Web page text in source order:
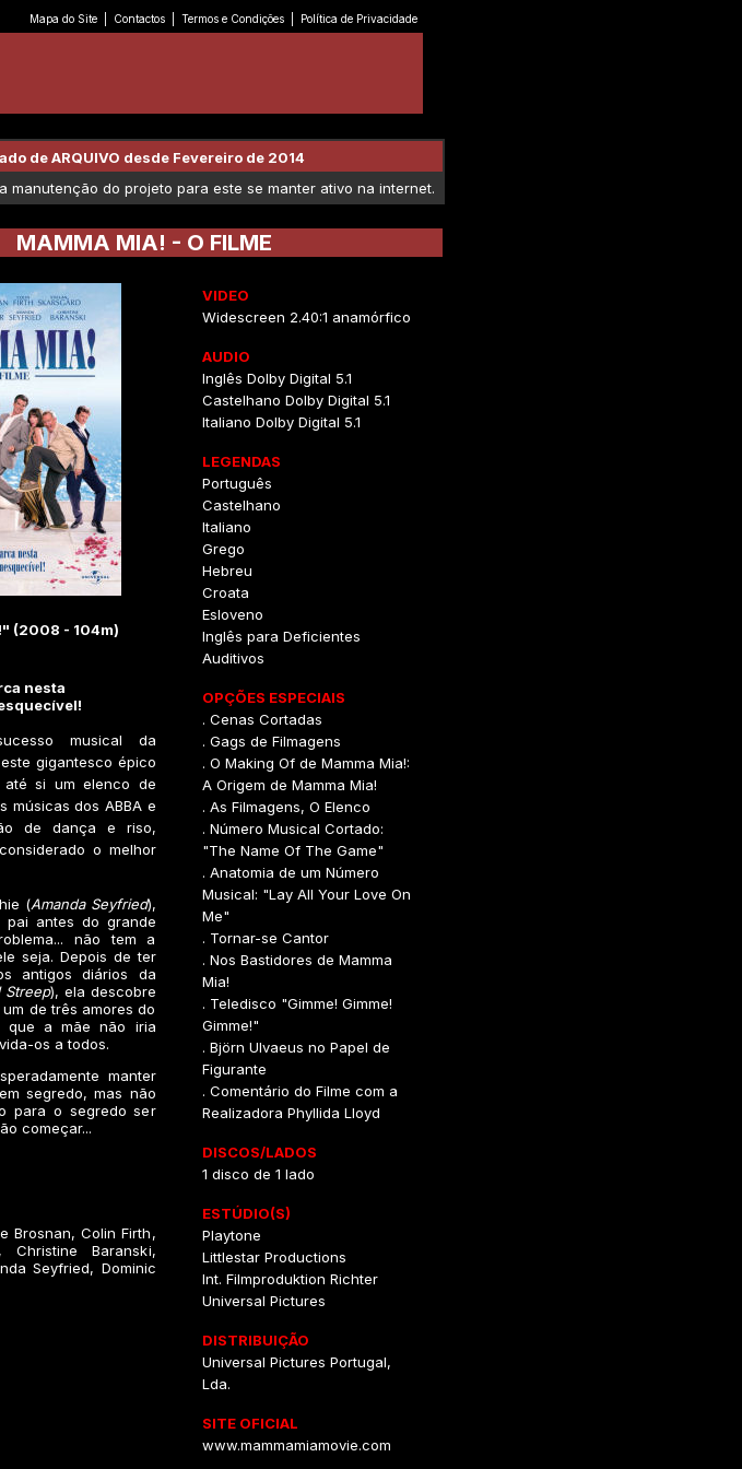
Mapa do Site Contactos Termos e Condições Política de Privacidade
de ARQUIVO desde Fevereiro de 2014
manutenção do projeto para este se manter ativo na internet.
MAMMA MIA! - O FILME
(2008 - 104m)
nesta
musical da
gigantesco épico
até si um elenco de
músicas dos ABBA e
de dança e riso,
o melhor
(Amanda Seyfried),
antes do grande
não tem a
seja. Depois de ter
antigos diários da
Streep), ela descobre
de três amores do
que a mãe não iria
os a todos.
manter
segredo, mas não
para o segredo ser
começar...
Brosnan, Colin Firth,
Christine Baranski,
Seyfried, Dominic
VIDEO
Widescreen 2.40:1 anamórfico
AUDIO
Inglês Dolby Digital 5.1
Castelhano Dolby Digital 5.1
Italiano Dolby Digital 5.1
LEGENDAS
Português
Castelhano
Italiano
Grego
Hebreu
Croata
Esloveno
Inglês para Deficientes
Auditivos
OPÇÕES ESPECIAIS
. Cenas Cortadas
. Gags de Filmagens
. O Making Of de Mamma Mia!:
A Origem de Mamma Mia!
. As Filmagens, O Elenco
. Número Musical Cortado:
"The Name Of The Game"
. Anatomia de um Número
Musical: "Lay All Your Love On
Me"
. Tornar-se Cantor
. Nos Bastidores de Mamma
Mia!
. Teledisco "Gimme! Gimme!
Gimme!"
. Björn Ulvaeus no Papel de
Figurante
. Comentário do Filme com a
Realizadora Phyllida Lloyd
DISCOS/LADOS
1 disco de 1 lado
ESTÚDIO(S)
Playtone
Littlestar Productions
Int. Filmproduktion Richter
Universal Pictures
DISTRIBUIÇÃO
Universal Pictures Portugal,
Lda.
SITE OFICIAL
www.mammamiamovie.com